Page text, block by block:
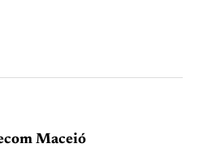
Maceió